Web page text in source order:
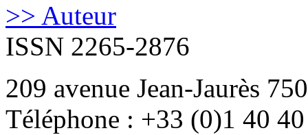
>> Auteur
ISSN 2265-2876
209 avenue Jean-Jaurès
Téléphone : +33 (0)1 40